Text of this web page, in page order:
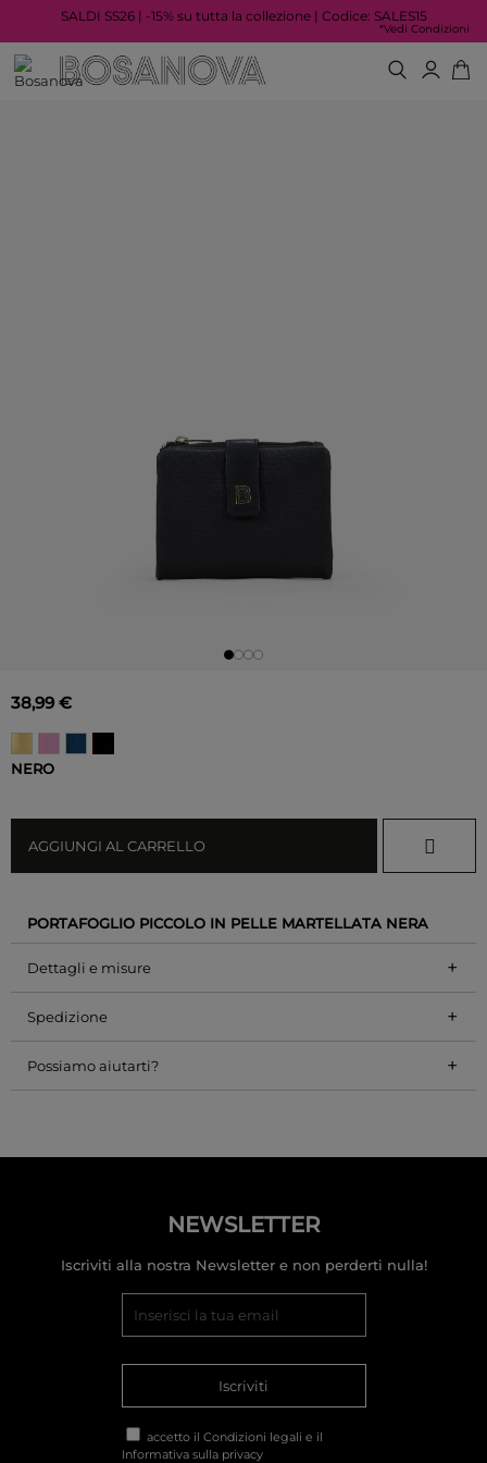
SALDI SS26 | -15% su tutta la collezione | Codice: SALES15
*Vedi Condizioni
38,99 €
NERO
AGGIUNGI AL CARRELLO
PORTAFOGLIO PICCOLO IN PELLE MARTELLATA NERA
Dettagli e misure +
Spedizione +
Possiamo aiutarti? +
NEWSLETTER
Iscriviti alla nostra Newsletter e non perderti nulla!
Iscriviti
accetto il Condizioni legali e il
Informativa sulla privacy